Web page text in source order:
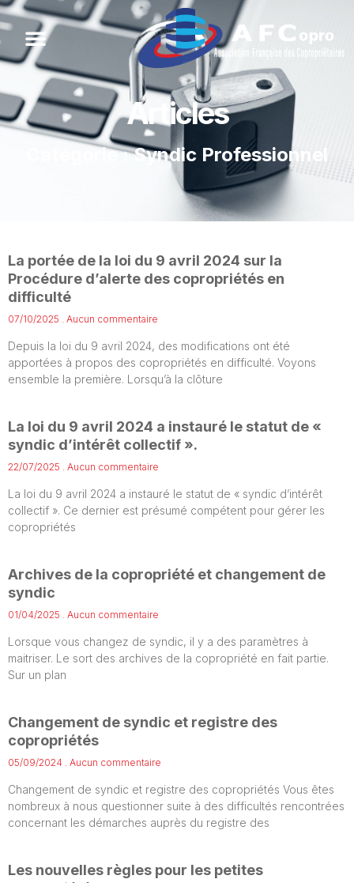
Articles
Catégorie : Syndic Professionnel
La portée de la loi du 9 avril 2024 sur la
Procédure d’alerte des copropriétés en
difficulté
07/10/2025 Aucun commentaire
Depuis la loi du 9 avril 2024, des modifications ont été
apportées à propos des copropriétés en difficulté. Voyons
ensemble la première. Lorsqu’à la clôture
La loi du 9 avril 2024 a instauré le statut de «
syndic d’intérêt collectif ».
22/07/2025 Aucun commentaire
La loi du 9 avril 2024 a instauré le statut de « syndic d’intérêt
collectif ». Ce dernier est présumé compétent pour gérer les
copropriétés
Archives de la copropriété et changement de
syndic
01/04/2025 Aucun commentaire
Lorsque vous changez de syndic, il y a des paramètres à
maitriser. Le sort des archives de la copropriété en fait partie.
Sur un plan
Changement de syndic et registre des
copropriétés
05/09/2024 Aucun commentaire
Changement de syndic et registre des copropriétés Vous êtes
nombreux à nous questionner suite à des difficultés rencontrées
concernant les démarches auprès du registre des
Les nouvelles règles pour les petites